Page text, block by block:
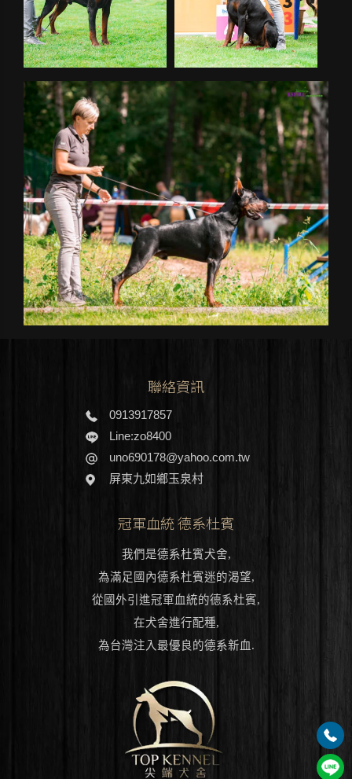
聯絡資訊
0913917857
Line:zo8400
uno690178@yahoo.com.tw
屏東九如鄉玉泉村
冠軍血統 德系杜賓
我們是德系杜賓犬舍,
為滿足國內德系杜賓迷的渴望,
從國外引進冠軍血統的德系杜賓,
在犬舍進行配種,
為台灣注入最優良的德系新血.